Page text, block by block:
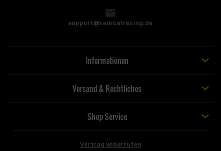
support@radicalracing.de
Informationen
Versand & Rechtliches
Shop Service
Vertrag widerrufen